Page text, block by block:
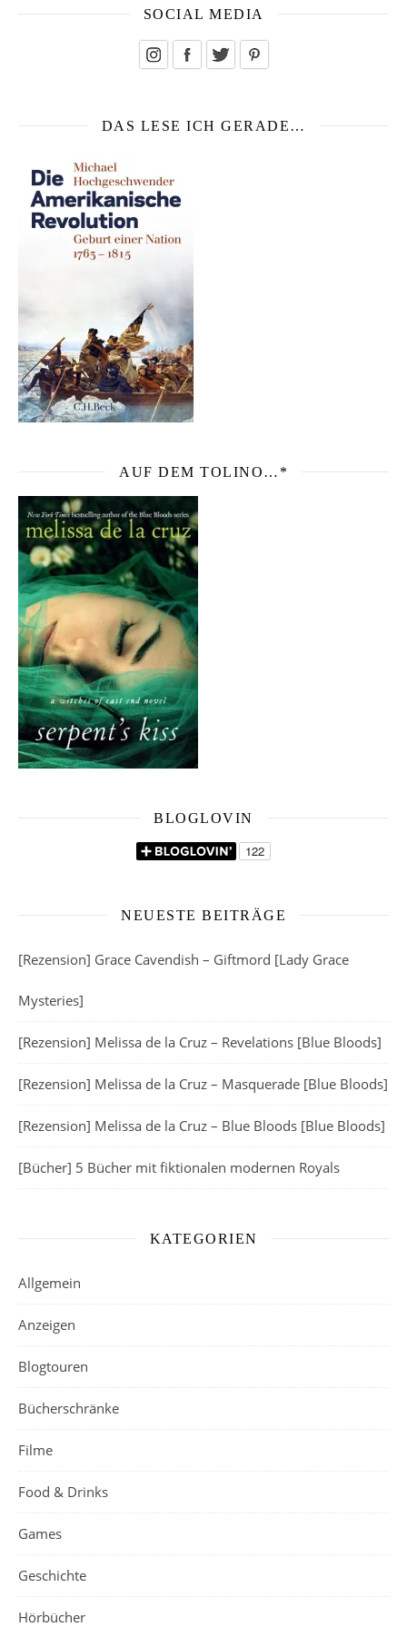
SOCIAL MEDIA
DAS LESE ICH GERADE…
AUF DEM TOLINO…*
BLOGLOVIN
NEUESTE BEITRÄGE
[Rezension] Grace Cavendish – Giftmord [Lady Grace
Mysteries]
[Rezension] Melissa de la Cruz – Revelations [Blue Bloods]
[Rezension] Melissa de la Cruz – Masquerade [Blue Bloods]
[Rezension] Melissa de la Cruz – Blue Bloods [Blue Bloods]
[Bücher] 5 Bücher mit fiktionalen modernen Royals
KATEGORIEN
Allgemein
Anzeigen
Blogtouren
Bücherschränke
Filme
Food & Drinks
Games
Geschichte
Hörbücher